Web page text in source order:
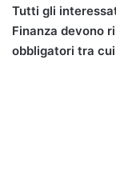
Tutti gli
Finanza devono
obbligatori tra